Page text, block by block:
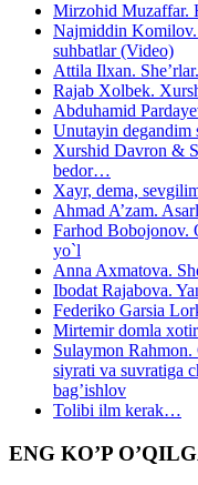
Mirzohid Muzaffar.
Najmiddin
suhbatlar (Video)
Attila Ilxan.
Rajab Xolbek.
Abduhamid
Unutayin
Xurshid Davron &
bedor…
Xayr, dema,
Ahmad A’zam.
Farhod Bobojonov.
yo`l
Anna Axmatova.
Ibodat Rajabova.
Federiko Garsia
Mirtemir domla
Sulaymon
siyrati va suvratiga
bag’ishlov
Tolibi ilm kerak…
ENG KO’P